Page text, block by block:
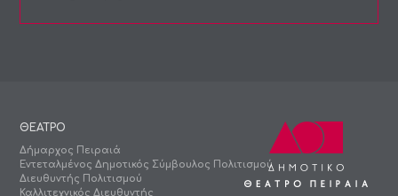
ΘΕΑΤΡΟ
Δήμαρχος Πειραιά
Εντεταλμένος Δημοτικός Σύμβουλος Πολιτισμού
Διευθυντής Πολιτισμού
Καλλιτεχνικός Διευθυντής